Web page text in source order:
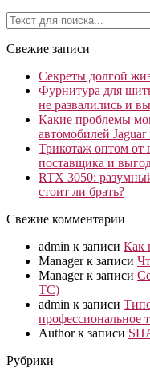
Свежие записи
Секреты долгой
Фурнитура для
не развалились и
Какие проблемы
автомобилей
Трикотаж оптом от
поставщика и
RTX 3050:
стоит ли брать?
Свежие комментарии
admin к записи Как
Managerк записи
Managerк записи
ТС)
admin к записи
профессиональное
Authorк записи
Рубрики